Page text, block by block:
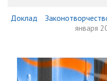
Доклад
января